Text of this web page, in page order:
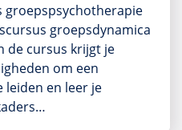
groepspsychotherapie
groepsdynamica
de cursus krijgt je
om een
leiden en leer je